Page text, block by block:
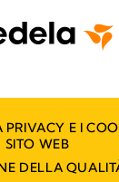
E I
SITO WEB
DELLA